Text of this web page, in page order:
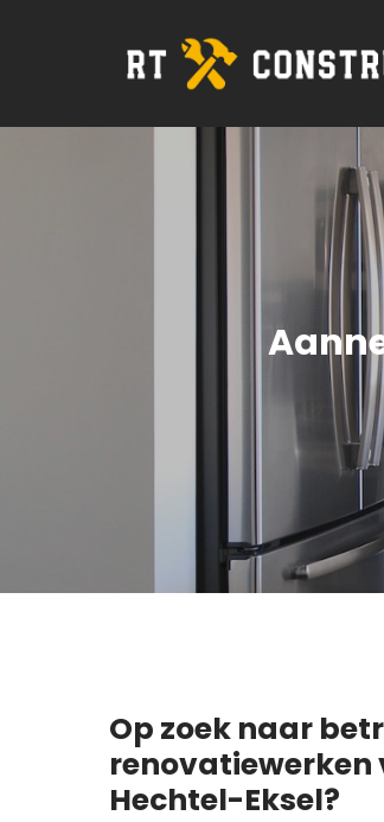
Op zoek naar
renovatiewerken
Hechtel-Eksel?